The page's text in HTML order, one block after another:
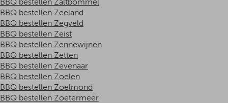
BBQ bestellen Zeeland
BBQ bestellen Zegveld
BBQ bestellen Zeist
BBQ bestellen Zennewijnen
BBQ bestellen Zetten
BBQ bestellen Zevenaar
BBQ bestellen Zoelen
BBQ bestellen Zoelmond
BBQ bestellen Zoetermeer